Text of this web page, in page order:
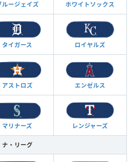
ルージェイズ ホワイトソックス
タイガース ロイヤルズ
アストロズ エンゼルス
マリナーズ レンジャーズ
ナ・リーグ